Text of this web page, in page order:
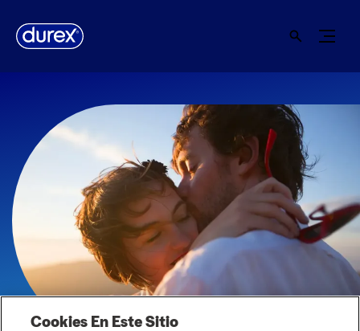
Cookies En Este Sitio